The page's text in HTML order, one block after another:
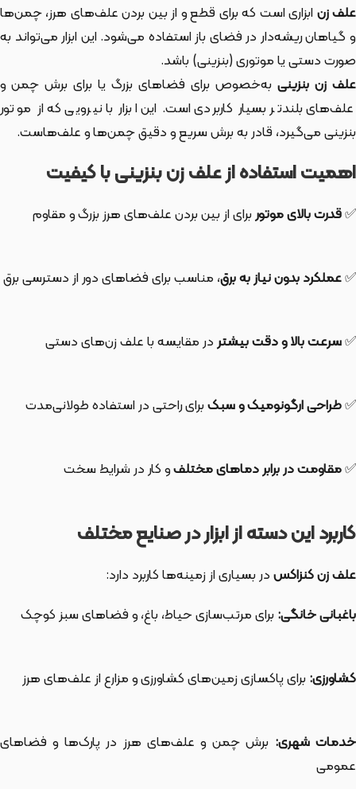
علف زنابزاری است که برای قطع و از بین بردن علف‌های هرز، چمن‌ها
و گیاهان ریشه‌دار در فضای باز استفاده می‌شود. این ابزار می‌تواند به
صورت دستی یا موتوری (بنزینی) باشد.
علف زن بنزینیبه‌خصوص برای فضاهای بزرگ یا برای برش چمن و
علف‌های بلندتر بسیار کاربردی است. این ابزار با نیرویی که از موتور
بنزینی می‌گیرد، قادر به برش سریع و دقیق چمن‌ها و علف‌هاست.
اهمیت استفاده از علف زن بنزینی با کیفیت
✅قدرت بالای موتوربرای از بین بردن علف‌های هرز بزرگ و مقاوم
✅عملکرد بدون نیاز به برق، مناسب برای فضاهای دور از دسترسی برق
✅سرعت بالا و دقت بیشتردر مقایسه با علف زن‌های دستی
✅طراحی ارگونومیک و سبکبرای راحتی در استفاده طولانی‌مدت
✅مقاومت در برابر دماهای مختلفو کار در شرایط سخت
کاربرد این دسته از ابزار در صنایع مختلف
علف زن کنزاکسدر بسیاری از زمینه‌ها کاربرد دارد:
باغبانی خانگی: برای مرتب‌سازی حیاط، باغ، و فضاهای سبز کوچک
کشاورزی: برای پاکسازی زمین‌های کشاورزی و مزارع از علف‌های هرز
خدمات شهری: برش چمن و علف‌های هرز در پارک‌ها و فضاهای
عمومی